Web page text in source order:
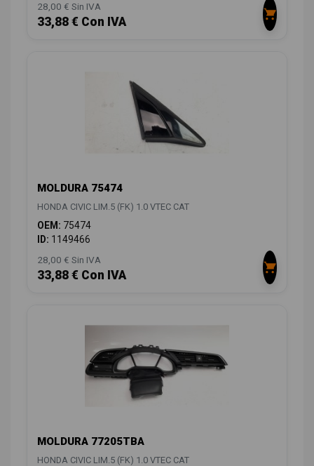
28,00 € Sin IVA
33,88 € Con IVA
MOLDURA 75474
HONDA CIVIC LIM.5 (FK) 1.0 VTEC CAT
OEM: 75474
ID: 1149466
28,00 € Sin IVA
33,88 € Con IVA
MOLDURA 77205TBA
HONDA CIVIC LIM.5 (FK) 1.0 VTEC CAT